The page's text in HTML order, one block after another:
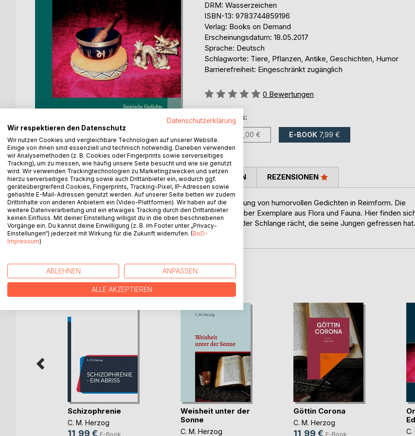
DRM: Wasserzeichen
ISBN-13: 9783744859196
Verlag: Books on Demand
Erscheinungsdatum: 18.05.2017
Sprache: Deutsch
Schlagworte: Tiere, Pflanzen, Antike, Geschichten, Humor
Barrierefreiheit: Eingeschränkt zugänglich
Bewertung::
0 Bewertungen
erhältlich als:
21,00 € E-BOOK 7,99 €
BESCHREIBUNG
Das Werk "Der Prachtfink u. a. Exemplare" ist eine Sammlung von humorvollen Gedichten in Reimform. Die
Geschichten stammen meist aus alten Volkserzählungen über Exemplare aus Flora und Fauna. Hier finden
Brillenschlange, der Tiger und auch der Adler, der sich an der Schlange rächt, die seine Jungen gefressen
heitere Lektüre zum Schmunzeln.
AUTOR/IN PRESSESTIMMEN REZENSIONEN
WEITERE TITEL BEIBoD
Schizophrenie
C. M. Herzog
11,99 € E-Book
Weisheit unter der
Sonne
C. M. Herzog
Göttin Corona
C. M. Herzog
11,99 € E-Book C.
Datenschutzerklärung
Wir respektieren den Datenschutz
Wir nutzen Cookies und vergleichbare Technologien auf unserer Website.
Einige von ihnen sind essenziell und technisch notwendig. Daneben verwenden
wir Analysemethoden (z. B. Cookies oder Fingerprints sowie serverseitiges
Tracking), um zu messen, wie häufig unsere Seite besucht und wie sie genutzt
wird. Wir verwenden Trackingtechnologien zu Marketingzwecken und setzen
hierzu serverseitiges Tracking sowie auch Drittanbieter ein, wodurch ggf.
geräteübergreifend Cookies, Fingerprints, Tracking-Pixel, IP-Adressen sowie
gehashte E-Mail-Adressen genutzt werden. Auf unserer Seite betten wir zudem
Drittinhalte von anderen Anbietern ein (Video-Plattformen). Wir haben auf die
weitere Datenverarbeitung und ein etwaiges Tracking durch den Drittanbieter
keinen Einfluss. Mit deiner Einstellung willigst du in die oben beschriebenen
Vorgänge ein. Du kannst deine Einwilligung (z. B. im Footer unter „Privacy-
Einstellungen“) jederzeit mit Wirkung für die Zukunft widerrufen. (BoD-
Impressum)
ABLEHNEN ANPASSEN
ALLE AKZEPTIEREN